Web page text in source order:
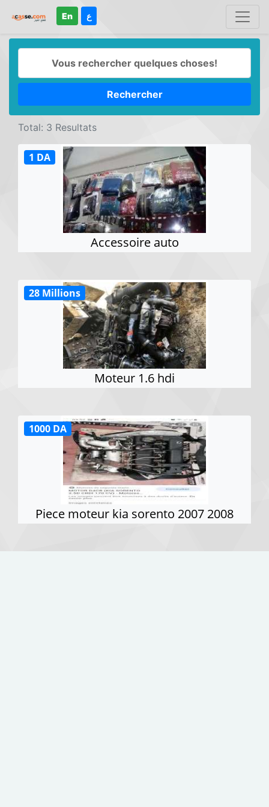
En ع
Rechercher
Total: 3 Resultats
Accessoire auto
1 DA
Moteur 1.6 hdi
28 Millions
Piece moteur kia sorento 2007 2008
1000 DA